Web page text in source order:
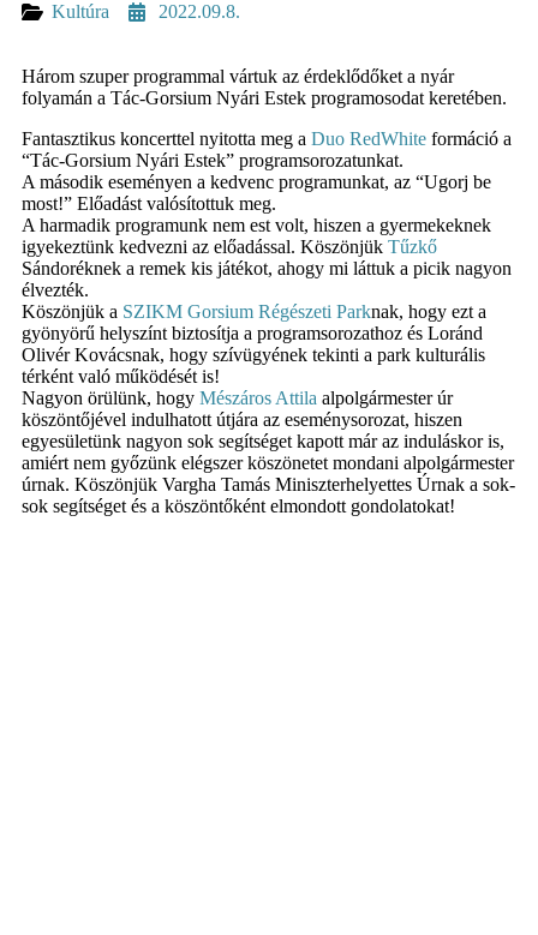
Kultúra 2022.09.8.
Három szuper programmal vártuk az érdeklődőket a nyár
folyamán a Tác-Gorsium Nyári Estek programosodat keretében.
Fantasztikus koncerttel nyitotta meg a Duo RedWhite formáció a
“Tác-Gorsium Nyári Estek” programsorozatunkat.
A második eseményen a kedvenc programunkat, az “Ugorj be
most!” Előadást valósítottuk meg.
A harmadik programunk nem est volt, hiszen a gyermekeknek
igyekeztünk kedvezni az előadással. Köszönjük Tűzkő
Sándoréknek a remek kis játékot, ahogy mi láttuk a picik nagyon
élvezték.
Köszönjük a SZIKM Gorsium Régészeti Parknak, hogy ezt a
gyönyörű helyszínt biztosítja a programsorozathoz és Loránd
Olivér Kovácsnak, hogy szívügyének tekinti a park kulturális
térként való működését is!
Nagyon örülünk, hogy Mészáros Attila alpolgármester úr
köszöntőjével indulhatott útjára az eseménysorozat, hiszen
egyesületünk nagyon sok segítséget kapott már az induláskor is,
amiért nem győzünk elégszer köszönetet mondani alpolgármester
úrnak. Köszönjük Vargha Tamás Miniszterhelyettes Úrnak a sok-
sok segítséget és a köszöntőként elmondott gondolatokat!